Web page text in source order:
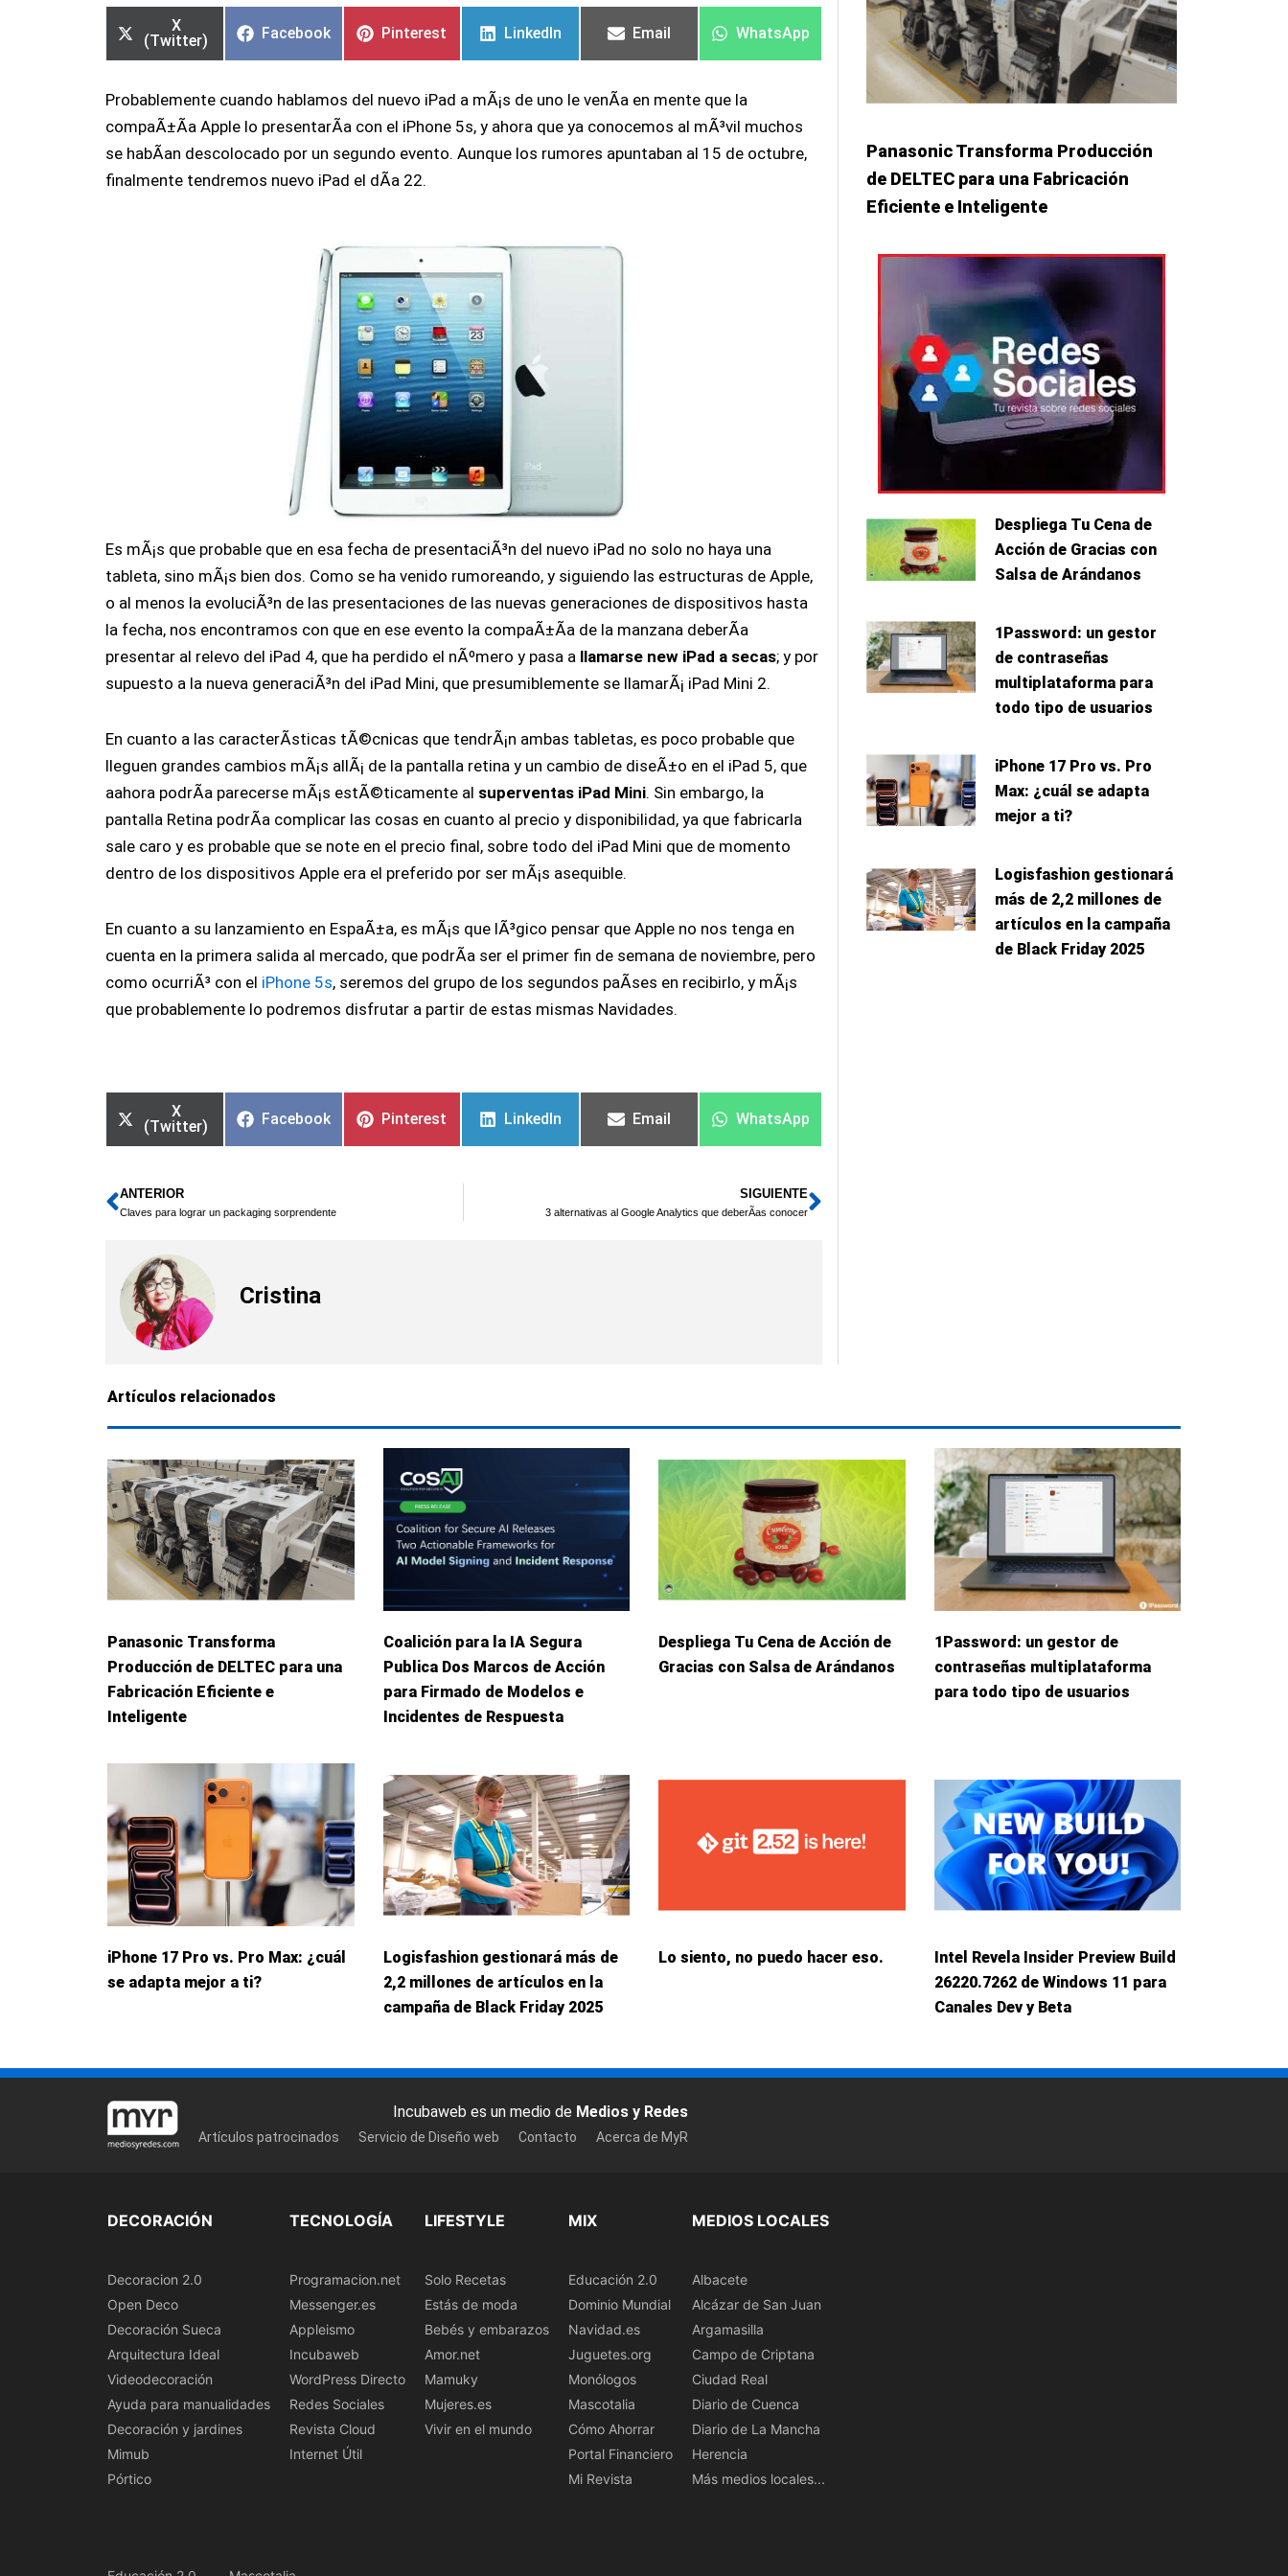
en
X
(Twitter)
en
Facebook
en
Pinterest
en
LinkedIn
en
Email
en
WhatsApp
Probablemente cuando hablamos del nuevo iPad a mÃ¡s de uno le venÃ­a en mente que la
compaÃ±Ã­a Apple lo presentarÃ­a con el iPhone 5s, y ahora que ya conocemos al mÃ³vil muchos
se habÃ­an descolocado por un segundo evento. Aunque los rumores apuntaban al 15 de octubre,
finalmente tendremos nuevo iPad el dÃ­a 22.
Es mÃ¡s que probable que en esa fecha de presentaciÃ³n del nuevo iPad no solo no haya una
tableta, sino mÃ¡s bien dos. Como se ha venido rumoreando, y siguiendo las estructuras de Apple,
o al menos la evoluciÃ³n de las presentaciones de las nuevas generaciones de dispositivos hasta
la fecha, nos encontramos con que en ese evento la compaÃ±Ã­a de la manzana deberÃ­a
presentar al relevo del iPad 4, que ha perdido el nÃºmero y pasa a llamarse new iPad a secas; y por
supuesto a la nueva generaciÃ³n del iPad Mini, que presumiblemente se llamarÃ¡ iPad Mini 2.
En cuanto a las caracterÃ­sticas tÃ©cnicas que tendrÃ¡n ambas tabletas, es poco probable que
lleguen grandes cambios mÃ¡s allÃ¡ de la pantalla retina y un cambio de diseÃ±o en el iPad 5, que
aahora podrÃ­a parecerse mÃ¡s estÃ©ticamente al superventas iPad Mini. Sin embargo, la
pantalla Retina podrÃ­a complicar las cosas en cuanto al precio y disponibilidad, ya que fabricarla
sale caro y es probable que se note en el precio final, sobre todo del iPad Mini que de momento
dentro de los dispositivos Apple era el preferido por ser mÃ¡s asequible.
En cuanto a su lanzamiento en EspaÃ±a, es mÃ¡s que lÃ³gico pensar que Apple no nos tenga en
cuenta en la primera salida al mercado, que podrÃ­a ser el primer fin de semana de noviembre, pero
como ocurriÃ³ con el iPhone 5s, seremos del grupo de los segundos paÃ­ses en recibirlo, y mÃ¡s
que probablemente lo podremos disfrutar a partir de estas mismas Navidades.
en
X
(Twitter)
en
Facebook
en
Pinterest
en
LinkedIn
en
Email
en
WhatsApp
Ant
ANTERIOR
Claves para lograr un packaging sorprendente
SIGUIENTE
3 alternativas al Google Analytics que deberÃ­as conocerSiguiente
Cristina
Panasonic Transforma Producción
de DELTEC para una Fabricación
Eficiente e Inteligente
Despliega Tu Cena de
Acción de Gracias con
Salsa de Arándanos
1Password: un gestor
de contraseñas
multiplataforma para
todo tipo de usuarios
iPhone 17 Pro vs. Pro
Max: ¿cuál se adapta
mejor a ti?
Logisfashion gestionará
más de 2,2 millones de
artículos en la campaña
de Black Friday 2025
Artículos relacionados
Panasonic Transforma
Producción de DELTEC para una
Fabricación Eficiente e
Inteligente
Coalición para la IA Segura
Publica Dos Marcos de Acción
para Firmado de Modelos e
Incidentes de Respuesta
Despliega Tu Cena de Acción de
Gracias con Salsa de Arándanos
1Password: un gestor de
contraseñas multiplataforma
para todo tipo de usuarios
iPhone 17 Pro vs. Pro Max: ¿cuál
se adapta mejor a ti?
Logisfashion gestionará más de
2,2 millones de artículos en la
campaña de Black Friday 2025
Lo siento, no puedo hacer eso.
Intel Revela Insider Preview Build
26220.7262 de Windows 11 para
Canales Dev y Beta
Incubaweb es un medio de Medios y Redes
Artículos patrocinados Servicio de Diseño web Contacto Acerca de MyR
DECORACIÓN
Decoracion 2.0
Open Deco
Decoración Sueca
Arquitectura Ideal
Videodecoración
Ayuda para manualidades
Decoración y jardines
Mimub
Pórtico
TECNOLOGÍA
Programacion.net
Messenger.es
Appleismo
Incubaweb
WordPress Directo
Redes Sociales
Revista Cloud
Internet Útil
LIFESTYLE
Solo Recetas
Estás de moda
Bebés y embarazos
Amor.net
Mamuky
Mujeres.es
Vivir en el mundo
MIX
Educación 2.0
Dominio Mundial
Navidad.es
Juguetes.org
Monólogos
Mascotalia
Cómo Ahorrar
Portal Financiero
Mi Revista
MEDIOS LOCALES
Albacete
Alcázar de San Juan
Argamasilla
Campo de Criptana
Ciudad Real
Diario de Cuenca
Diario de La Mancha
Herencia
Más medios locales...